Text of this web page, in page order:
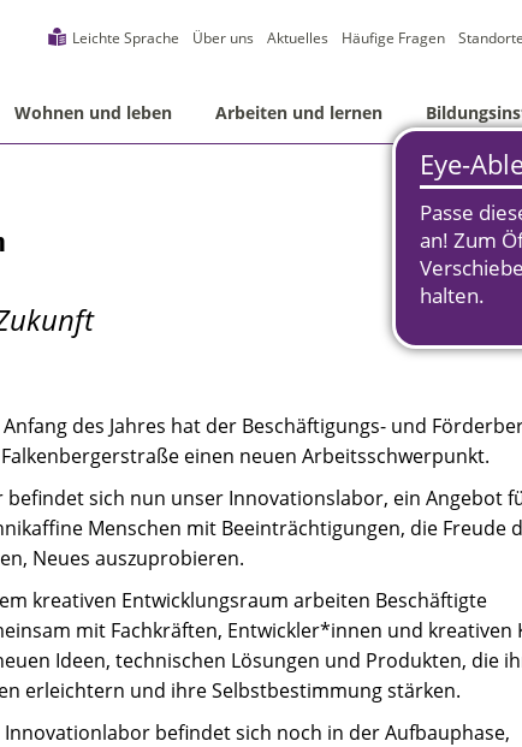
Wohnen und leben Arbeiten und lernen
Leichte Sprache Über uns Aktuelles Häufige Fragen Standorte
Anfang des Jahres hat der Beschäftigungs- und
einen neuen Arbeitsschwerpunkt.
befindet sich nun unser Innovationslabor, ein Angebot
Menschen mit Beeinträchtigungen, die Freude
Neues auszuprobieren.
kreativen Entwicklungsraum arbeiten Beschäftigte
mit Fachkräften, Entwickler*innen und kreativen
Ideen, technischen Lösungen und Produkten, die
erleichtern und ihre Selbstbestimmung stärken.
Innovationlabor befindet sich noch in der Aufbauphase,